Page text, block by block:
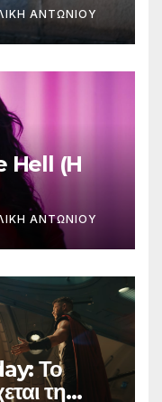
ΑΝΤΩΝΊΟΥ
Hell (H
ΑΝΤΩΝΊΟΥ
Το
τη